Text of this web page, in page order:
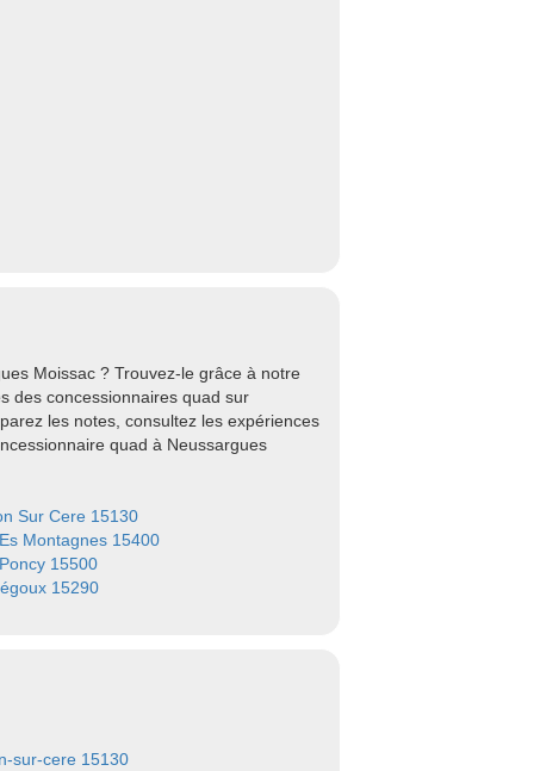
Moissac ? Trouvez-le grâce à notre
des concessionnaires quad sur
les notes, consultez les expériences
quad à Neussargues
Sur Cere 15130
Montagnes 15400
15500
15290
sur-cere 15130